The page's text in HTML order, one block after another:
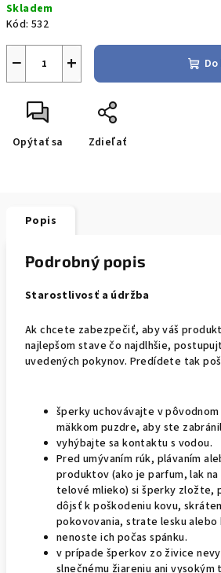
cena:
Skladem
Kód: 532
+
−
Opýtať sa Zdieľať
Popis
Podrobný popis
Starostlivosť a údržba
Ak chcete zabezpečiť, aby váš
najlepšom stave čo najdlhšie,
uvedených pokynov. Predídete tak
šperky uchovávajte v
mäkkom puzdre, aby ste
vyhýbajte sa kontaktu s vodou.
Pred umývaním rúk, plávaním
produktov (ako je parfum, lak
telové mlieko) si šperky zložte,
dôjsť k poškodeniu kovu,
pokovovania, strate lesku
nenoste ich počas spánku.
v prípade šperkov zo živice
slnečnému žiareniu ani vysokým